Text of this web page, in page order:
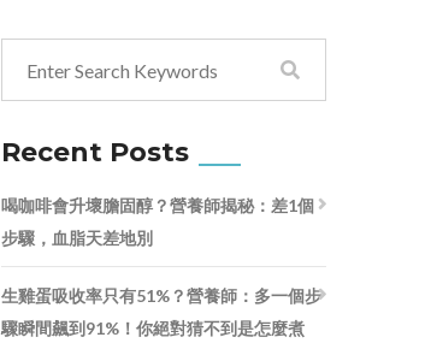
Recent Posts
喝咖啡會升壞膽固醇？營養師揭秘：差1個
步驟，血脂天差地別
生雞蛋吸收率只有51%？營養師：多一個步
驟瞬間飆到91%！你絕對猜不到是怎麼煮